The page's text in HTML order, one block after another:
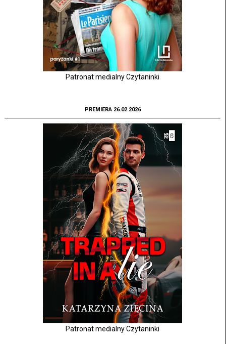
Patronat medialny Czytaninki
PREMIERA 26.02.2026
Patronat medialny Czytaninki